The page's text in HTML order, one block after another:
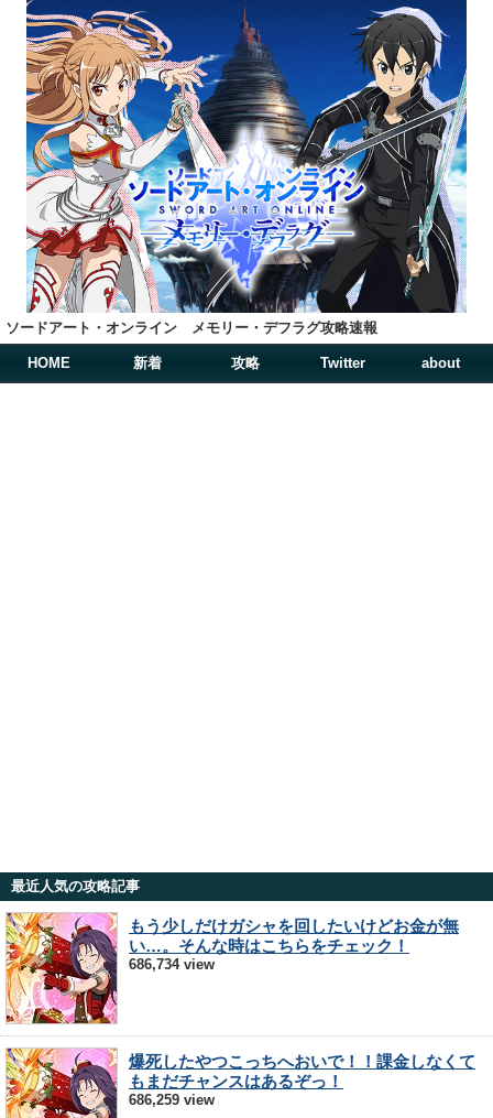
ソードアート・オンライン メモリー・デフラグ攻略速報
HOME 新着 攻略 Twitter about
最近人気の攻略記事
もう少しだけガシャを回したいけどお金が無
い…。そんな時はこちらをチェック！
686,734 view
爆死したやつこっちへおいで！！課金しなくて
もまだチャンスはあるぞっ！
686,259 view